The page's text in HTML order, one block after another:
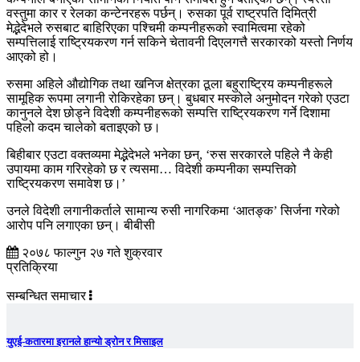
वस्तुमा कार र रेलका कन्टेनरहरू पर्छन्। रुसका पूर्व राष्ट्रपति दिमित्री
मेद्भेदेभले रुसबाट बाहिरिएका पश्चिमी कम्पनीहरूको स्वामित्वमा रहेको
सम्पत्तिलाई राष्ट्रियकरण गर्न सकिने चेतावनी दिएलगत्तै सरकारको यस्तो निर्णय
आएको हो।
रुसमा अहिले औद्योगिक तथा खनिज क्षेत्रका ठूला बहुराष्ट्रिय कम्पनीहरूले
सामूहिक रूपमा लगानी रोकिरहेका छन्। बुधबार मस्कोले अनुमोदन गरेको एउटा
कानुनले देश छोड्ने विदेशी कम्पनीहरूको सम्पत्ति राष्ट्रियकरण गर्ने दिशामा
पहिलो कदम चालेको बताइएको छ।
बिहीबार एउटा वक्तव्यमा मेद्भेदेभले भनेका छन्, ‘रुस सरकारले पहिले नै केही
उपायमा काम गरिरहेको छ र त्यसमा… विदेशी कम्पनीका सम्पत्तिको
राष्ट्रियकरण समावेश छ।’
उनले विदेशी लगानीकर्ताले सामान्य रुसी नागरिकमा ‘आतङ्क’ सिर्जना गरेको
आरोप पनि लगाएका छन्। बीबीसी
२०७८ फाल्गुन २७ गते शुक्रवार
प्रतिक्रिया
सम्बन्धित समाचार
युएई-कतारमा इरानले हान्यो ड्रोन र मिसाइल